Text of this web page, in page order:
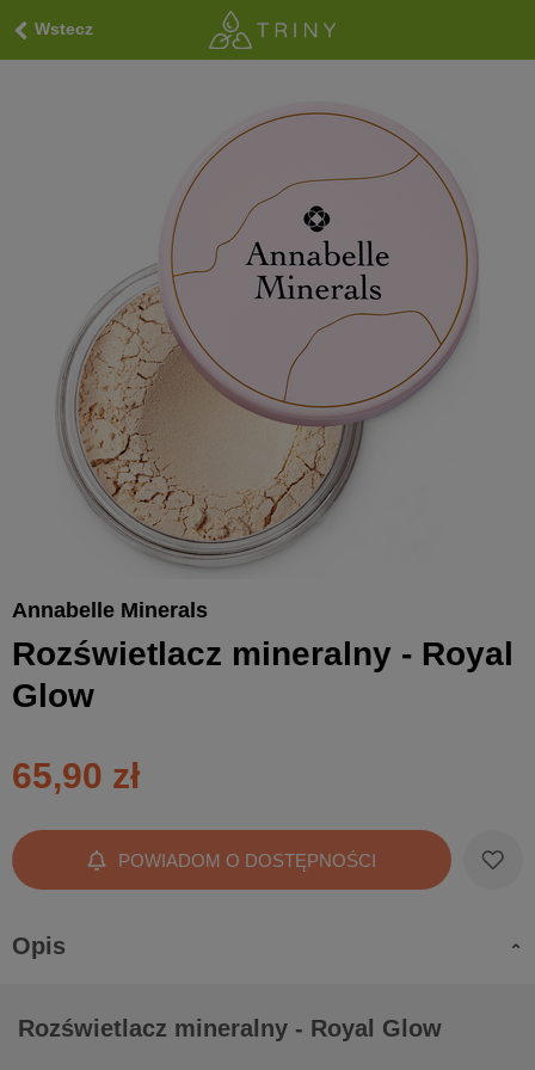
Wstecz
Annabelle Minerals
Rozświetlacz mineralny - Royal
Glow
65,90 zł
POWIADOM O DOSTĘPNOŚCI
Opis
Rozświetlacz mineralny - Royal Glow